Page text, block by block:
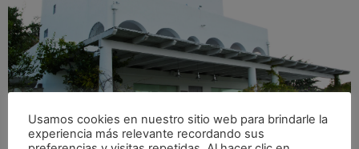
REHABILITACIÓN VIVIENDA UNIFAMILIAR EN PUGLIA
Usamos cookies en nuestro sitio web para brindarle la
experiencia más relevante recordando sus